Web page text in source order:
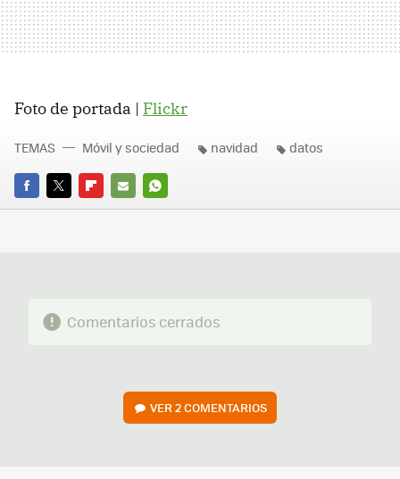
Foto de portada | Flickr
FACEBOOK
TWITTERFLIPBOARD
E-
WHATSAPP
TEMAS Móvil y sociedad navidad datos
Comentarios cerrados
VER2 COMENTARIOS